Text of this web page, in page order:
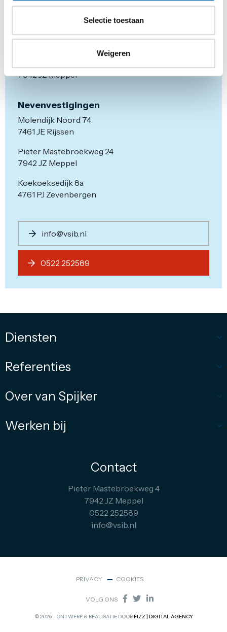
Selectie toestaan
Weigeren
Hoofdvestiging
7942 JZ Meppel
Nevenvestigingen
Molendijk Noord 74
7461 JE Rijssen
Pieter Mastebroekweg 24
7942 JZ Meppel
Koekoeksedijk 8a
4761 PJ Zevenbergen
info@vsib.nl
0522 252589
Diensten
Referenties
Over van Spijker
Werken bij
Contact
Pieter Mastebroekweg 4
7942 JZ Meppel
0522 252589
info@vsib.nl
© 2026 - ONTWERP & REALISATIE DOORFIZZ | DIGITAL AGENCY
PRIVACY COOKIES
VOLG ONS